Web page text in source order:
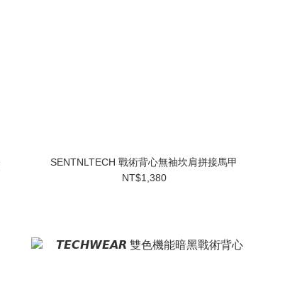
SENTNLTECH 戰術背心無袖坎肩拼接馬甲
NT$1,380